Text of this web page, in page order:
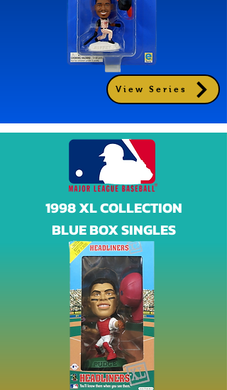
View Series
1998 XL COLLECTION
BLUE BOX SINGLES